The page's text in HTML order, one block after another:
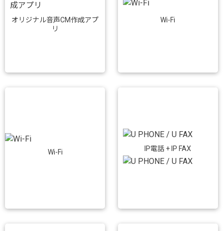
オリジナル音声CM作成アプ
リ
Wi-Fi
Wi-Fi IP電話 + IP FAX